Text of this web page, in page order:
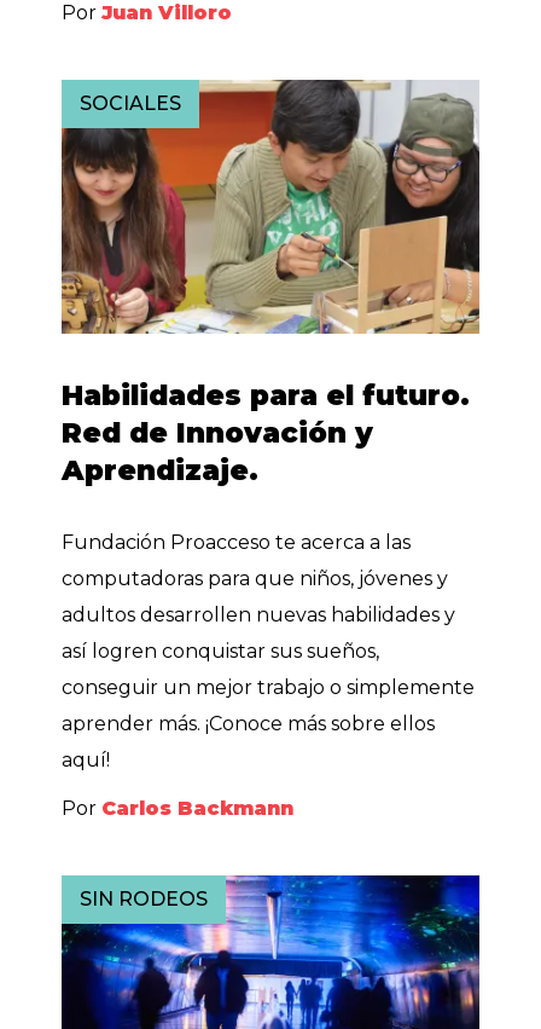
PorJuan Villoro
SOCIALES
Habilidades para el futuro.
Red de Innovación y
Aprendizaje.
Fundación Proacceso te acerca a las
computadoras para que niños, jóvenes y
adultos desarrollen nuevas habilidades y
así logren conquistar sus sueños,
conseguir un mejor trabajo o simplemente
aprender más. ¡Conoce más sobre ellos
aquí!
Por Carlos Backmann
SIN RODEOS